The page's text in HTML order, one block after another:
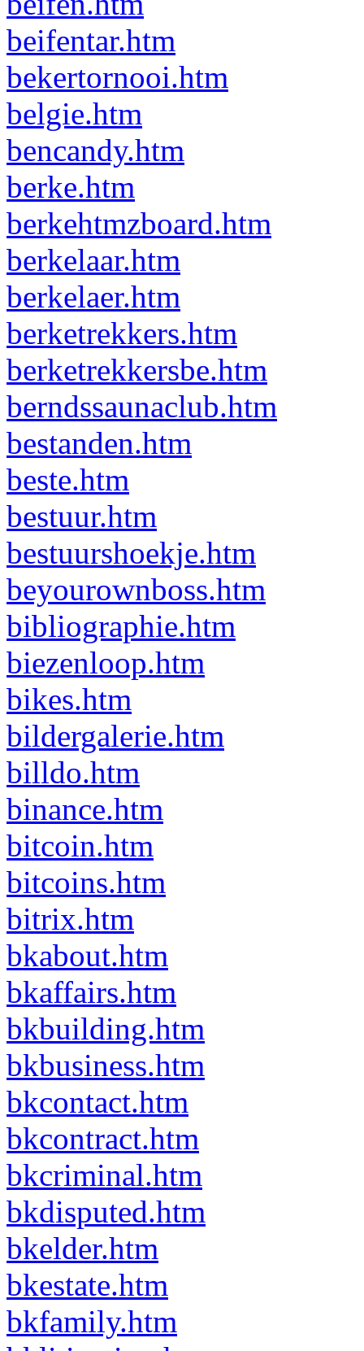
beifentar.htm
bekertornooi.htm
belgie.htm
bencandy.htm
berke.htm
berkehtmzboard.htm
berkelaar.htm
berkelaer.htm
berketrekkers.htm
berketrekkersbe.htm
berndssaunaclub.htm
bestanden.htm
beste.htm
bestuur.htm
bestuurshoekje.htm
beyourownboss.htm
bibliographie.htm
biezenloop.htm
bikes.htm
bildergalerie.htm
billdo.htm
binance.htm
bitcoin.htm
bitcoins.htm
bitrix.htm
bkabout.htm
bkaffairs.htm
bkbuilding.htm
bkbusiness.htm
bkcontact.htm
bkcontract.htm
bkcriminal.htm
bkdisputed.htm
bkelder.htm
bkestate.htm
bkfamily.htm